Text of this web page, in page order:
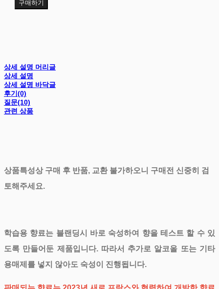
구매하기
상세 설명 머리글
상세 설명
상세 설명 바닥글
후기(0)
질문(10)
관련 상품
상품특성상 구매 후 반품, 교환 불가하오니 구매전 신중히 검
토해주세요.
학습용 향료는 블랜딩시 바로 숙성하여 향을 테스트 할 수 있
도록 만들어둔 제품입니다. 따라서 추가로 알코올 또는 기타
용매제를 넣지 않아도 숙성이 진행됩니다.